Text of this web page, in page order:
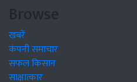
Browse
खबरें
कंपनी समाचार
सफल किसान
साक्षात्कार